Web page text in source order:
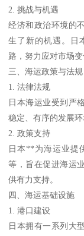
2. 挑战与机遇
经济和政治环境的
生了新的机遇。日
路，努力应对市场变
三、海运政策与法规
1. 法律法规
日本海运业受到严
稳定、有序的发展
2. 政策支持
日本**为海运业提
等，旨在促进海运
供有力支持。
四、海运基础设施
1. 港口建设
日本拥有一系列大